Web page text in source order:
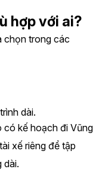
hợp với ai?
chọn trong các
dài.
có kế hoạch đi Vũng
xế riêng để tập
dài.